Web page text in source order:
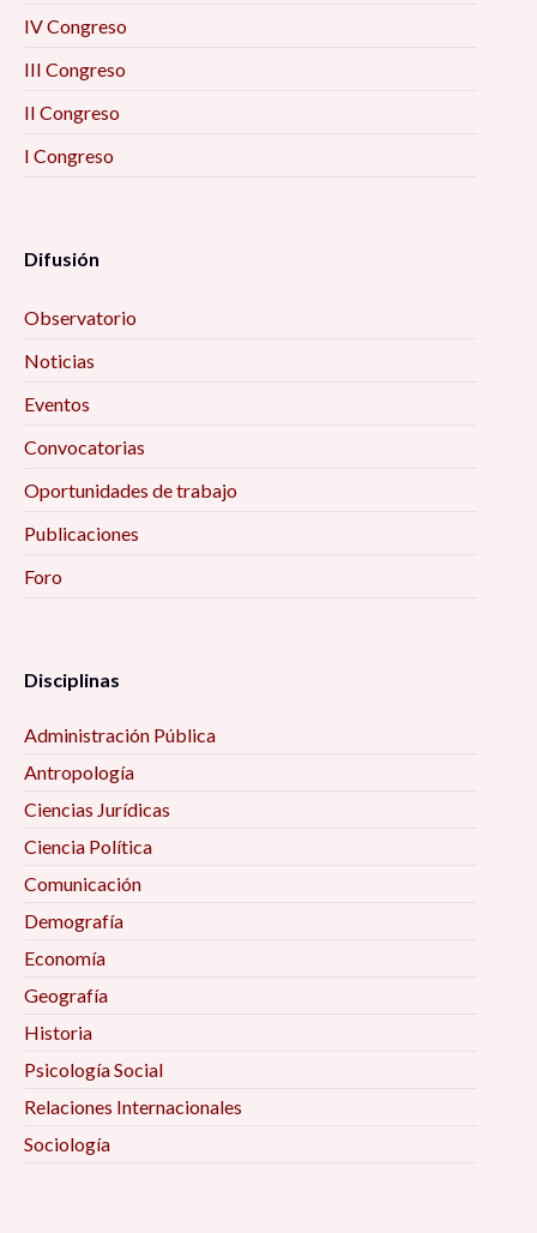
IV Congreso
III Congreso
II Congreso
I Congreso
Difusión
Observatorio
Noticias
Eventos
Convocatorias
Oportunidades de trabajo
Publicaciones
Foro
Disciplinas
Administración Pública
Antropología
Ciencias Jurídicas
Ciencia Política
Comunicación
Demografía
Economía
Geografía
Historia
Psicología Social
Relaciones Internacionales
Sociología